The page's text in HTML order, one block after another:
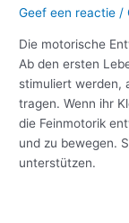
Geef een reactie /
Die motorische
Ab den ersten
stimuliert werden,
tragen. Wenn ihr
die Feinmotorik
und zu bewegen.
unterstützen.
Feinmotorik
Ihres
Kindes